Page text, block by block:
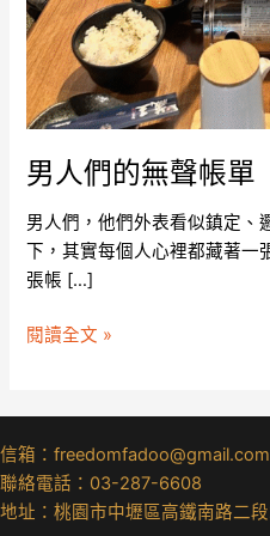
男人們的無聲帳單
男人們，他們外表看似鎮定、
下，其實每個人心裡都藏著
張帳 […]
閱讀全文 »
信箱：freedomfadoo@gmail.com
聯絡電話：03-287-6608
地址：桃園市中壢區高鐵南路二